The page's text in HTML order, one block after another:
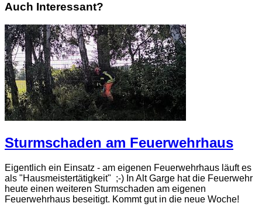
Auch Interessant?
Sturmschaden am Feuerwehrhaus
Eigentlich ein Einsatz - am eigenen Feuerwehrhaus läuft es
als "Hausmeistertätigkeit" ;-) In Alt Garge hat die Feuerwehr
heute einen weiteren Sturmschaden am eigenen
Feuerwehrhaus beseitigt. Kommt gut in die neue Woche!